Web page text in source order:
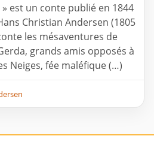
» est un conte publié en 1844
Christian Andersen (1805
les mésaventures de
grands amis opposés à
Neiges, fée maléfique (…)